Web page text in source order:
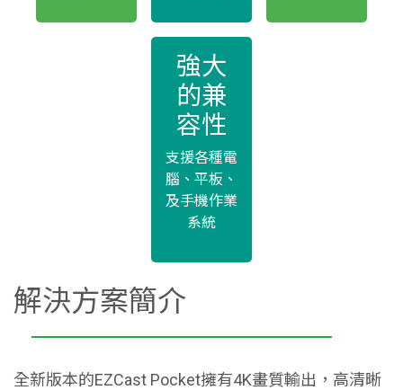
強大
的兼
容性
支援各種電
腦、平板、
及手機作業
系統
解決方案簡介
全新版本的EZCast Pocket擁有4K畫質輸出，高清晰